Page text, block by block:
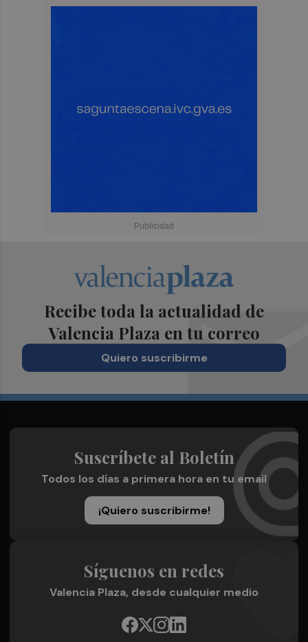
Recibe toda la actualidad de
Valencia Plaza en tu correo
Quiero suscribirme
Suscríbete al Boletín
Todos los días a primera hora en tu email
¡Quiero suscribirme!
Síguenos en redes
Valencia Plaza, desde cualquier medio